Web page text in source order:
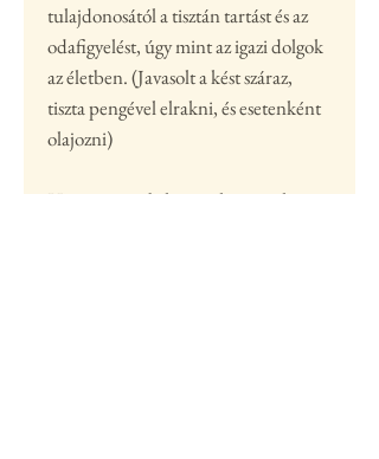
tulajdonosától a tisztán tartást és az
odafigyelést, úgy mint az igazi dolgok
az életben. (Javasolt a kést száraz,
tiszta pengével elrakni, és esetenként
olajozni)
Ha nem a webshopon keresztül